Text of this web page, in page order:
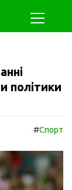
політики
#Спорт